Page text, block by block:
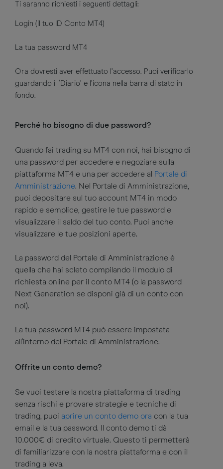
Ti saranno richiesti i seguenti dettagli:
Login (il tuo ID Conto MT4)
La tua password MT4
Ora dovresti aver effettuato l’accesso. Puoi verificarlo
guardando il ‘Diario’ e l’icona nella barra di stato in
fondo.
Perché ho bisogno di due password?
Quando fai trading su MT4 con noi, hai bisogno di
una password per accedere e negoziare sulla
piattaforma MT4 e una per accedere al
Portale di
Amministrazione. Nel Portale di Amministrazione,
puoi depositare sul tuo account MT4 in modo
rapido e semplice, gestire le tue password e
visualizzare il saldo del tuo conto. Puoi anche
visualizzare le tue posizioni aperte.
La password del Portale di Amministrazione è
quella che hai scleto compilando il modulo di
richiesta online per il conto MT4 (o la password
Next Generation se disponi già di un conto con
noi).
La tua password MT4 può essere impostata
all'interno del Portale di Amministrazione.
Offrite un conto demo?
Se vuoi testare la nostra piattaforma di trading
senza rischi e provare strategie e tecniche di
trading, puoi aprire un conto demo ora con la tua
email e la tua password. Il conto demo ti dà
10.000€ di credito virtuale. Questo ti permetterà
di familiarizzare con la nostra piattaforma e con il
trading a leva.